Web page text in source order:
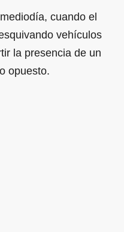
cuando el
vehículos
la presencia de un
opuesto.